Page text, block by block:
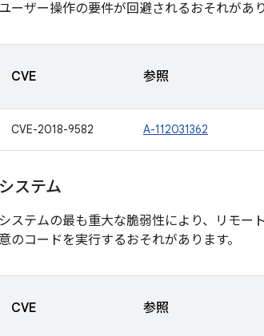
ユーザー操作の要件が回避されるおそれがあり
CVE 参照
CVE-2018-9582 A-112031362
システム
システムの最も重大な脆弱性により、リモー
意のコードを実行するおそれがあります。
CVE 参照